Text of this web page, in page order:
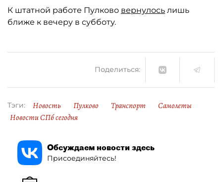
К штатной работе Пулково вернулось лишь
ближе к вечеру в субботу.
Поделиться:
Тэги: Новость Пулково Транспорт
Самолеты
Новости СПб сегодня
Обсуждаем новости здесь
Присоединяйтесь!